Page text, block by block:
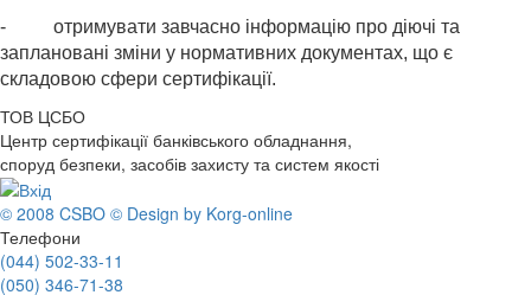
- отримувати завчасно інформацію про діючі та
заплановані зміни у нормативних документах, що є
складовою сфери сертифікації.
ТОВ ЦСБО
Центр сертифікації банківського обладнання,
споруд безпеки, засобів захисту та систем якості
© 2008 CSBO © Design by Korg-online
Телефони
(044) 502-33-11
(050) 346-71-38